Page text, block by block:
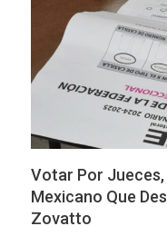
Votar Por
Mexicano Que
Zovatto